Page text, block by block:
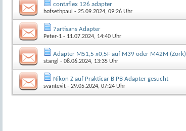
contaflex 126 adapter
hofsethpaul - 25.09.2024, 09:26 Uhr
7artisans Adapter
Peter-1 - 11.07.2024, 14:40 Uhr
Adapter M51,5 x0,5F auf M39 oder M42M (Zörk)
stangl - 08.06.2024, 13:35 Uhr
Nikon Z auf Prakticar B PB Adapter gesucht
svantevit - 29.05.2024, 07:24 Uhr